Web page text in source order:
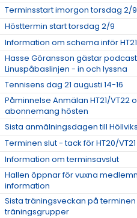
Terminsstart imorgon torsdag 2/9
Hösttermin start torsdag 2/9
Information om schema inför
Hasse Göransson gästar
Linuspåbaslinjen - in och lyssna
Tennisens dag 21 augusti 14-16
Påminnelse Anmälan HT21/VT22
abonnemang hösten
Sista anmälningsdagen till
Terminen slut - tack för HT20/VT21
Information om terminsavslut
Hallen öppnar för vuxna
information
Sista träningsveckan på
träningsgrupper